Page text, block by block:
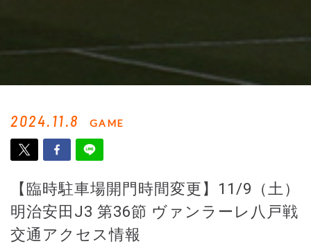
2024.11.8 GAME
【臨時駐車場開門時間変更】11/9（土）
明治安田J3 第36節 ヴァンラーレ八戸戦
交通アクセス情報